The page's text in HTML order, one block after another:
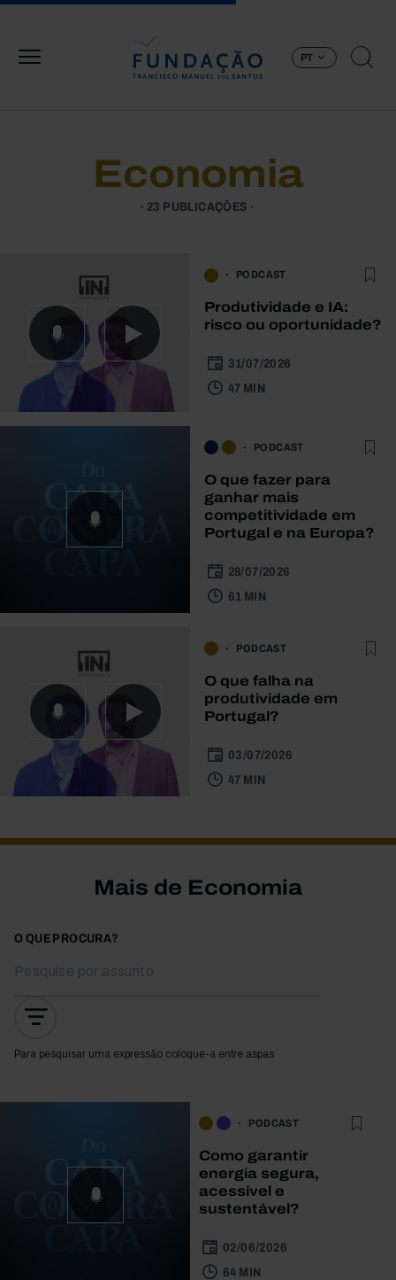
PT
Economia
23 PUBLICAÇÕES
PODCAST
Produtividade e IA:
risco ou oportunidade?
31/07/2026
47 MIN
PODCAST
O que fazer para
ganhar mais
competitividade em
Portugal e na Europa?
28/07/2026
61 MIN
PODCAST
O que falha na
produtividade em
Portugal?
03/07/2026
47 MIN
Mais de Economia
O QUE PROCURA?
Para pesquisar uma expressão coloque-a entre aspas
PODCAST
Como garantir
energia segura,
acessível e
sustentável?
02/06/2026
64 MIN